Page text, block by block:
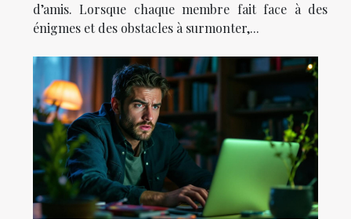
d’amis. Lorsque chaque membre fait face à des
énigmes et des obstacles à surmonter,...